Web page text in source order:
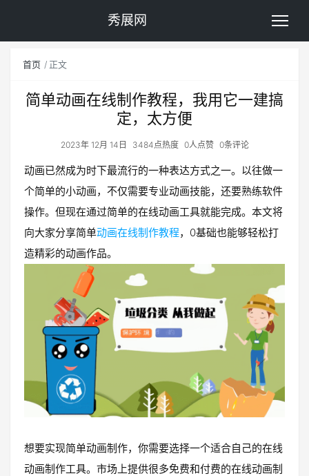
秀展网
首页 正文
简单动画在线制作教程，我用它一建搞
定，太方便
2023年 12月 14日 3484点热度 0人点赞 0条评论
动画已然成为时下最流行的一种表达方式之一。以往做一
个简单的小动画，不仅需要专业动画技能，还要熟练软件
操作。但现在通过简单的在线动画工具就能完成。本文将
向大家分享简单动画在线制作教程，0基础也能够轻松打
造精彩的动画作品。
想要实现简单动画制作，你需要选择一个适合自己的在线
动画制作工具。市场上提供很多免费和付费的在线动画制